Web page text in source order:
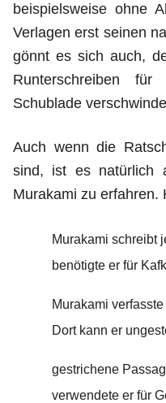
beispielsweise ohne
Verlagen erst seinen
gönnt es sich auch,
Runterschreiben
Schublade
Auch wenn die
sind, ist es natürlich
Murakami zu erfahren.
Murakami schreibt
benötigte er für
Murakami
Dort kann er
gestrichene
verwendete er für